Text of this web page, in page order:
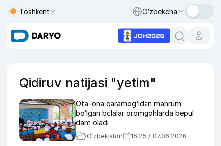
Toshkent O‘zbekcha
Qidiruv natijasi "yetim"
Ota-ona qaramog‘idan mahrum
bo‘lgan bolalar oromgohlarda bepul
dam oladi
O‘zbekiston 16:25 / 07.06.2026